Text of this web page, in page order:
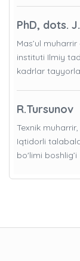
PhD, dots.
Mas’ul
instituti Ilmiy
kadrlar
R.Tursunov
Texnik
Iqtidorli
bo'limi boshlig’i